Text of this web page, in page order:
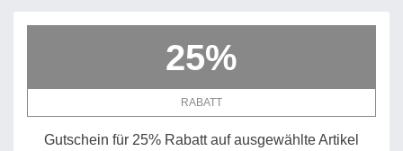
25%
RABATT
Gutschein für 25% Rabatt auf ausgewählte Artikel